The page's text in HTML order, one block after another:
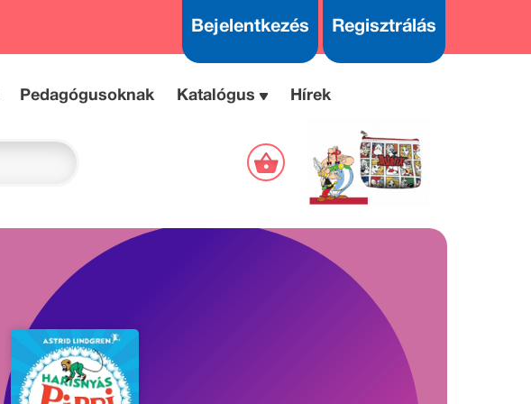
Bejelentkezés Regisztrálás
Pedagógusoknak Katalógus Hírek